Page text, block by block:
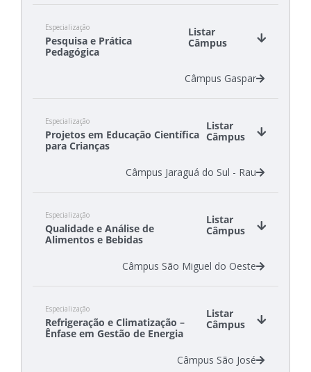
Especialização
Pesquisa e Prática
Pedagógica
Listar
Câmpus
Câmpus Gaspar
Especialização
Projetos em Educação Científica
para Crianças
Listar
Câmpus
Câmpus Jaraguá do Sul - Rau
Especialização
Qualidade e Análise de
Alimentos e Bebidas
Listar
Câmpus
Câmpus São Miguel do Oeste
Especialização
Refrigeração e Climatização –
Ênfase em Gestão de Energia
Listar
Câmpus
Câmpus São José